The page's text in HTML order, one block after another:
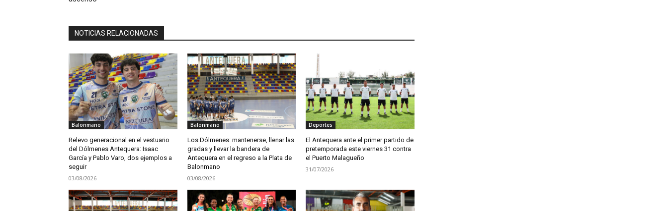
NOTICIAS RELACIONADAS
Balonmano
Relevo generacional en el vestuario
del Dólmenes Antequera: Isaac
García y Pablo Varo, dos ejemplos a
seguir
03/08/2026
Balonmano
Los Dólmenes: mantenerse, llenar las
gradas y llevar la bandera de
Antequera en el regreso a la Plata de
Balonmano
03/08/2026
Deportes
El Antequera ante el primer partido de
pretemporada este viernes 31 contra
el Puerto Malagueño
31/07/2026